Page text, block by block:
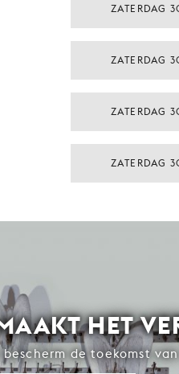
ZATERDAG
ZATERDAG
ZATERDAG
ZATERDAG
HET
de toekomst